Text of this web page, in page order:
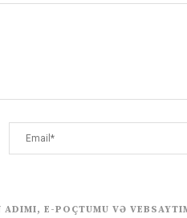
E-POÇTUMU VƏ